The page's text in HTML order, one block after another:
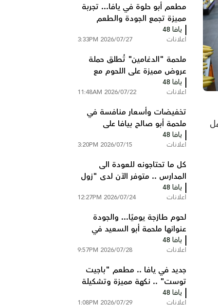
مطعم أبو حلوة في يافا... تجربة
مميزة تجمع الجودة والطعم
الأصيل
يافا 48
اعلانات 2026/07/27 3:33PM
ملحمة "الدغامين" تُطلق حملة
عروض مميزة على اللحوم مع
خدمة توصيل مجانية ليافا واللد
يافا 48
اعلانات 2026/07/22 11:48AM
تخفيضات وأسعار منافسة في
ملحمة أبو صالح بيافا على
تشكيلة واسعة من اللحوم
والدجاج
يافا 48
اعلانات 2026/07/15 3:20PM
كل ما تحتاجونه للعودة الى
المدارس .. متوفر الآن لدى "زول
ستوك" يافا
يافا 48
اعلانات 2026/07/24 12:27PM
لحوم طازجة يوميًا... والجودة
عنوانها ملحمة أبو السعيد في
قلقيلية
يافا 48
اعلانات 2026/07/28 9:57PM
جديد في يافا .. مطعم "باجيت
توست" .. نكهة مميزة وتشكيلة
واسعة من الساندويشات
يافا 48
اعلانات 2026/07/29 1:08PM